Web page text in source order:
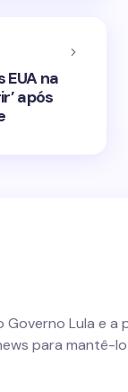
na
após
Lula e
para mantê-